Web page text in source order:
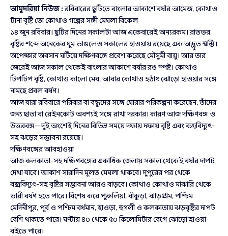
আমুদরিয়া নিউজ :রবিবারের ছুটিতে বাংলার আকাশে বর্ষার আমেজ, কোথাও
টানা বৃষ্টি তো কোথাও গল্পের সঙ্গী মেঘলা বিকেল
১৪ জুন রবিবার। ছুটির দিনের সকালটা আজ একেবারেই অন্যরকম। রাতভর
বৃষ্টির শব্দে অনেকের ঘুম ভাঙলেও সকালের হাওয়ায় রয়েছে এক অদ্ভুত স্বস্তি।
অপেক্ষার অবসান ঘটিয়ে দক্ষিণবঙ্গে প্রবেশ করেছে মৌসুমী বায়ু। আর তার
জেরেই আজ সকাল থেকেই বাংলার আকাশে বর্ষার রঙ স্পষ্ট। কোথাও
টিপটিপ বৃষ্টি, কোথাও কালো মেঘ, আবার কোথাও হঠাৎ ঝোড়ো হাওয়ার সঙ্গে
নামছে প্রবল বর্ষণ।
আজ যারা রবিবারে পরিবার বা বন্ধুদের সঙ্গে ঘোরার পরিকল্পনা করেছেন, তাঁদের
জন্য ছাতা বা রেইনকোট অবশ্যই সঙ্গে রাখা দরকার। কারণ আজ দক্ষিণবঙ্গ ও
উত্তরবঙ্গ—দুই অংশেই দিনের বিভিন্ন সময়ে দফায় দফায় বৃষ্টি এবং বজ্রবিদ্যুৎ-
সহ ঝড়ের সম্ভাবনা রয়েছে।
দক্ষিণবঙ্গের আবহাওয়া
আজ কলকাতা-সহ দক্ষিণবঙ্গের একাধিক জেলায় সকাল থেকেই বর্ষার দাপট
দেখা যাবে। আকাশ সারাদিন মূলত মেঘলা থাকবে। দুপুরের পর থেকে
বজ্রবিদ্যুৎ-সহ বৃষ্টির সম্ভাবনা আরও বাড়বে। কোথাও কোথাও মাঝারি থেকে
ভারী বর্ষণ হতে পারে। বিশেষ করে পুরুলিয়া, বাঁকুড়া, ঝাড়গ্রাম, পশ্চিম
মেদিনীপুর, পূর্ব ও পশ্চিম বর্ধমান, হাওড়া, হুগলী ও কলকাতায় ঝড়বৃষ্টির দাপট
বেশি থাকতে পারে। ঘণ্টায় ৪০ থেকে ৫০ কিলোমিটার বেগে ঝোড়ো হাওয়া
বইতে পারে।